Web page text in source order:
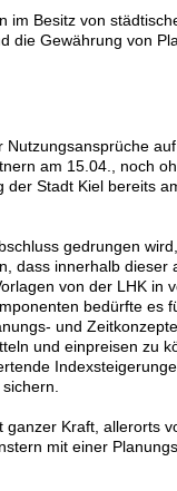
Besitz von
die Gewährung von
am 15.04., noch
Stadt Kiel bereits
gedrungen
dass innerhalb
von der LHK in
bedürfte es
und
und einpreisen zu
Kraft, allerorts
mit einer